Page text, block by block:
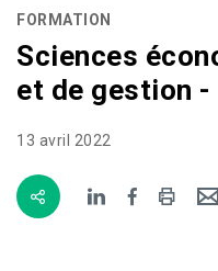
FORMATION
Sciences
et de gestion -
13 avril 2022